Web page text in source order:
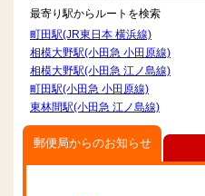
最寄り駅からルートを検索
町田駅(JR東日本 横浜線)
相模大野駅(小田急 小田原線)
相模大野駅(小田急 江ノ島線)
町田駅(小田急 小田原線)
東林間駅(小田急 江ノ島線)
郵便局からのお知らせ